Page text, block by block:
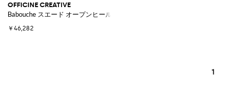
OFFICINE CREATIVE
Babouche スエード オープンヒール サボミュール
￥46,282
1